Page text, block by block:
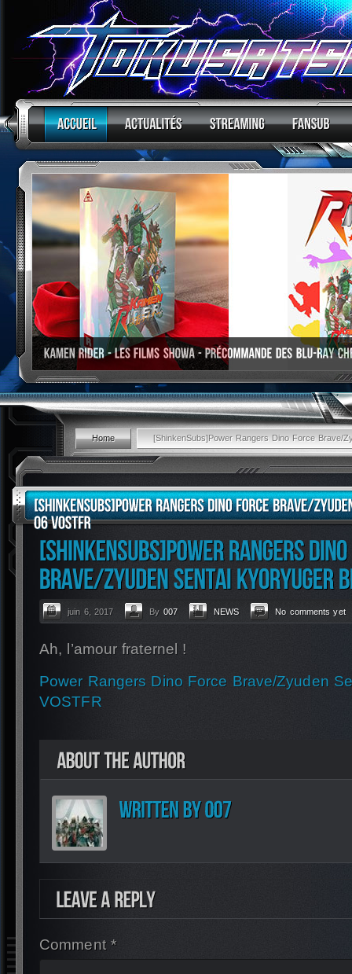
Home [ShinkenSubs]Power Rangers Dino Force Brave/
juin 6, 2017 By 007 NEWS No comments yet
Ah, l’amour fraternel !
Power Rangers Dino Force Brave/Zyuden
VOSTFR
Comment *